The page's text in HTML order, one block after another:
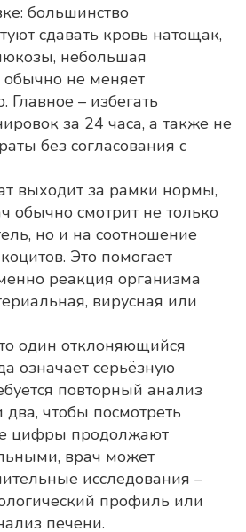
большинство
сдавать кровь натощак,
небольшая
обычно не меняет
Главное – избегать
за 24 часа, а также не
без согласования с
выходит за рамки нормы,
обычно смотрит не только
но и на соотношение
Это помогает
реакция организма
вирусная или
один отклоняющийся
означает серьёзную
повторный анализ
чтобы посмотреть
цифры продолжают
врач может
исследования –
профиль или
печени.